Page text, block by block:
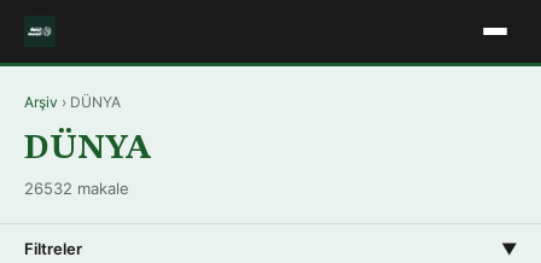
Arşiv › DÜNYA
DÜNYA
26532 makale
Filtreler ▼